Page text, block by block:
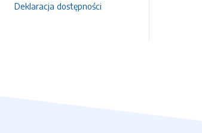
Deklaracja dostępności